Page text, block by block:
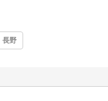
長野